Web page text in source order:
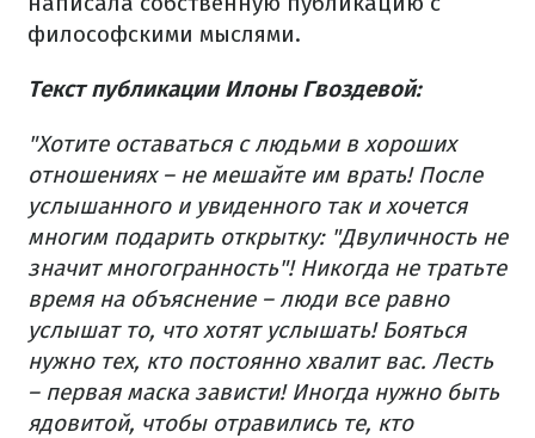
философскими мыслями.
Текст публикации Илоны Гвоздевой:
"Хотите оставаться с людьми в хороших
отношениях – не мешайте им врать! После
услышанного и увиденного так и хочется
многим подарить открытку: "Двуличность не
значит многогранность"! Никогда не тратьте
время на объяснение – люди все равно
услышат то, что хотят услышать! Бояться
нужно тех, кто постоянно хвалит вас. Лесть
– первая маска зависти! Иногда нужно быть
ядовитой, чтобы отравились те, кто